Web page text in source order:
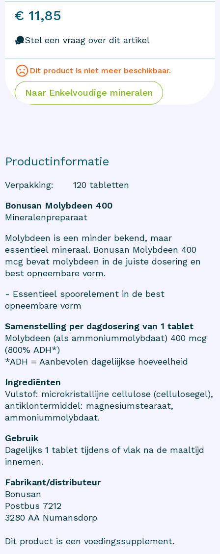
€ 11,85
Stel een vraag over dit artikel
Dit product is niet meer beschikbaar.
Naar Enkelvoudige mineralen
Productinformatie
Verpakking:
120 tabletten
Bonusan Molybdeen 400
Mineralenpreparaat
Molybdeen is een minder bekend, maar
essentieel mineraal. Bonusan Molybdeen 400
mcg bevat molybdeen in de juiste dosering en
best opneembare vorm.
- Essentieel spoorelement in de best
opneembare vorm
Samenstelling per dagdosering van 1 tablet
Molybdeen (als ammoniummolybdaat) 400 mcg
(800% ADH*)
*ADH = Aanbevolen dageliijkse hoeveelheid
Ingrediënten
Vulstof: microkristallijne cellulose (cellulosegel),
antiklontermiddel: magnesiumstearaat,
ammoniummolybdaat.
Gebruik
Dagelijks 1 tablet tijdens of vlak na de maaltijd
innemen.
Fabrikant/distributeur
Bonusan
Postbus 7212
3280 AA Numansdorp
Dit product is een voedingssupplement.